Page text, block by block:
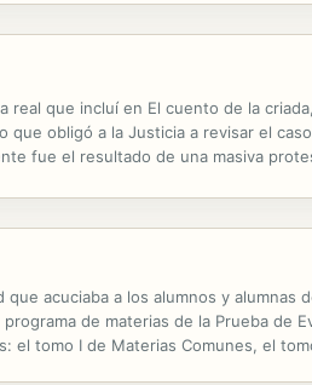
que incluí en El cuento de la
obligó a la Justicia a revisar el
fue el resultado de una masiva
acuciaba a los alumnos y alumnas
de materias de la Prueba de
tomo I de Materias Comunes, el